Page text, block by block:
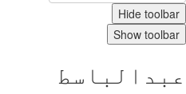
Hide toolbar
Show toolbar
عبدالباسط